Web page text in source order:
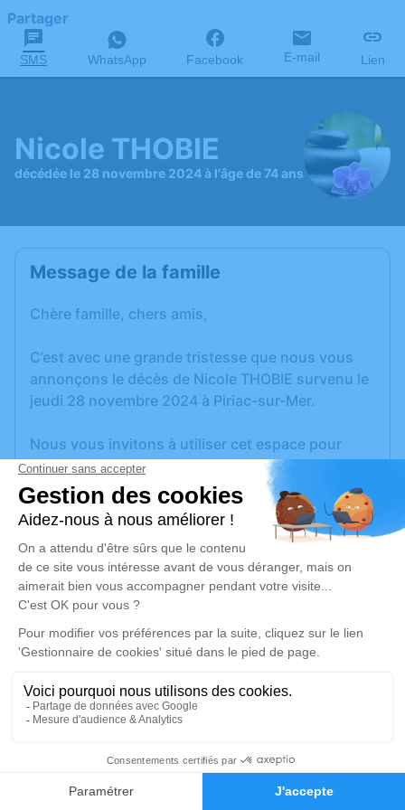
Faire-part Hommages
Partager
SMS WhatsApp Facebook E-mail Lien
Nicole THOBIE
décédée le 28 novembre 2024 à l'âge de 74 ans
Message de la famille
Chère famille, chers amis,
C’est avec une grande tristesse que nous vous
annonçons le décès de Nicole THOBIE survenu le
jeudi 28 novembre 2024 à Piriac-sur-Mer.
Nous vous invitons à utiliser cet espace pour
laisser vos condoléances, partager des photos
souvenirs, une anecdote ou exprimer vos
pensées à travers des poèmes ou des textes. Cet
endroit est un lieu d'expression dédié à honorer la
mémoire de Nicole THOBIE.
Un service de plantation d’arbre hommage est
disponible ici
Cérémonie religieuse
Église de Piriac-sur-Mer
Place de l'Église